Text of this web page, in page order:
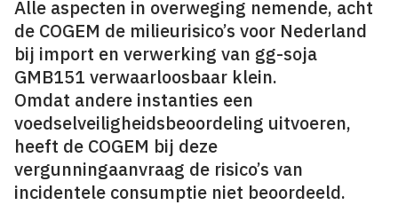
Alle aspecten in overweging nemende, acht
de COGEM de milieurisico’s voor Nederland
bij import en verwerking van gg-soja
GMB151 verwaarloosbaar klein.
Omdat andere instanties een
voedselveiligheidsbeoordeling uitvoeren,
heeft de COGEM bij deze
vergunningaanvraag de risico’s van
incidentele consumptie niet beoordeeld.